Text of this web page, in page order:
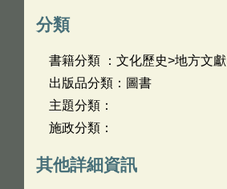
分類
書籍分類 ：文化歷史>地方文獻
出版品分類：圖書
主題分類：
施政分類：
其他詳細資訊